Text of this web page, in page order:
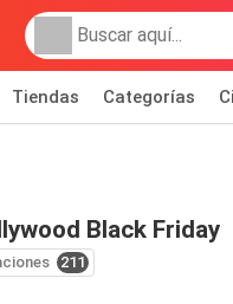
Tiendas Categorías
Black Friday
211